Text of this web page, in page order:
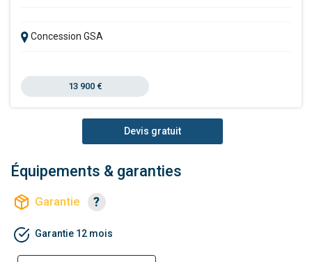
Devis gratuit
Équipements & garanties
Garantie
Garantie 12 mois
Concession GSA
13 900 €